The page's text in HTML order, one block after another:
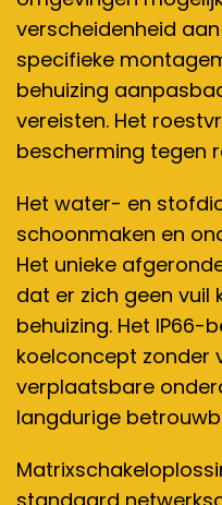
verscheidenheid
specifieke
behuizing
vereisten. Het
bescherming tegen
Het water- en
schoonmaken en
Het unieke
dat er zich geen vuil
behuizing. Het IP66-
koelconcept zonder
verplaatsbare
langdurige